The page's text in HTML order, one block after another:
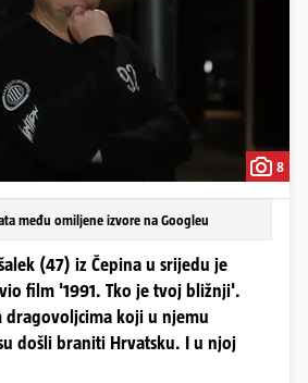
8
među omiljene izvore na Googleu
(47) iz Čepina u srijedu je
film '1991. Tko je tvoj bližnji'.
dragovoljcima koji u njemu
došli braniti Hrvatsku. I u njoj